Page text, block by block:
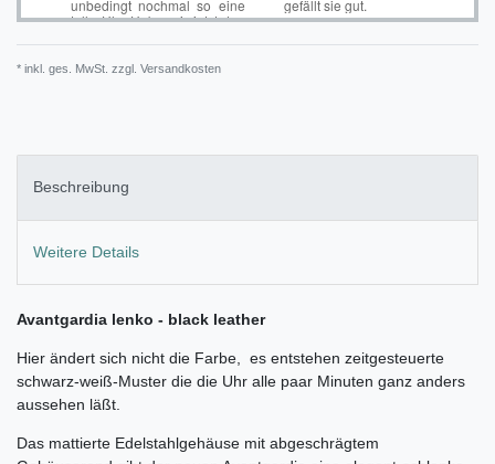
* inkl. ges. MwSt. zzgl. Versandkosten
Beschreibung
Weitere Details
Avantgardia lenko - black leather
Hier ändert sich nicht die Farbe, es entstehen zeitgesteuerte
schwarz-weiß-Muster die die Uhr alle paar Minuten ganz anders
aussehen läßt.
Das mattierte Edelstahlgehäuse mit abgeschrägtem